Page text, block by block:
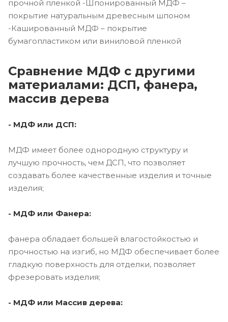
прочной пленкой -Шпонированный МДФ –
покрытие натуральным древесным шпоном
-Кашированный МДФ – покрытие
бумагопластиком или виниловой пленкой
Сравнение МДФ с другими
материалами: ДСП, фанера,
массив дерева
- МДФ или ДСП:
МДФ имеет более однородную структуру и
лучшую прочность, чем ДСП, что позволяет
создавать более качественные изделия и точные
изделия;
- МДФ или Фанера:
фанера обладает большей влагостойкостью и
прочностью на изгиб, но МДФ обеспечивает более
гладкую поверхность для отделки, позволяет
фрезеровать изделия;
- МДФ или Массив дерева: